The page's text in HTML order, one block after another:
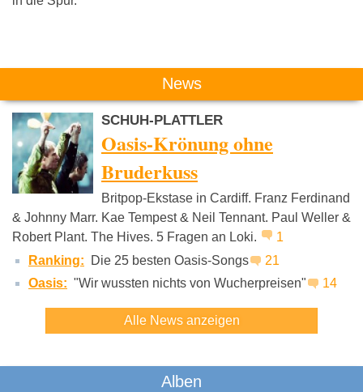
Das könnte Dich auch interessieren:
Oasis Foo Fighters
News
SCHUH-PLATTLER
Oasis-Krönung ohne
Bruderkuss
Britpop-Ekstase in Cardiff. Franz Ferdinand
& Johnny Marr. Kae Tempest & Neil Tennant. Paul Weller &
Robert Plant. The Hives. 5 Fragen an Loki.
1
Ranking:
Die 25 besten Oasis-Songs
21
Oasis: "Wir wussten nichts von Wucherpreisen" 14
Alle News anzeigen
Alben